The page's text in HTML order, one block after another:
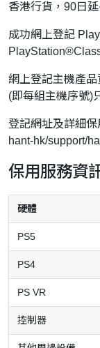
香港行貨，90日
成功網上登記
網上登記主機產
(即每組主機序號)
登記網址及詳細保
hant-hk/support/
保用服務資
硬體
PS5
PS4
PS VR
控制器